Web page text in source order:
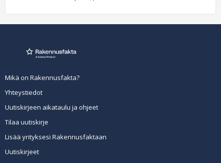
Mikä on Rakennusfakta?
Yhteystiedot
Uutiskirjeen aikataulu ja ohjeet
Tilaa uutiskirje
Lisää yrityksesi Rakennusfaktaan
Uutiskirjeet